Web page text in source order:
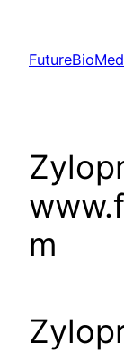
content
FutureBioMed
m